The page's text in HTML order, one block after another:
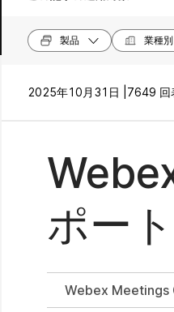
製品 業種別
2025年10月31日 | 7649 回
ポー
Webex Meetings